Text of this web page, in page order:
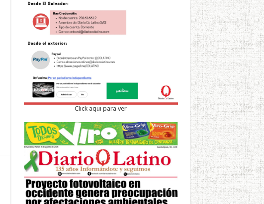
Click aqui para ver